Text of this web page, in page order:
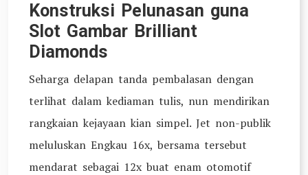
Konstruksi Pelunasan guna
Slot Gambar Brilliant
Diamonds
Seharga delapan tanda pembalasan dengan
terlihat dalam kediaman tulis, nun mendirikan
rangkaian kejayaan kian simpel. Jet non-publik
meluluskan Engkau 16x, bersama tersebut
mendarat sebagai 12x buat enam otomotif